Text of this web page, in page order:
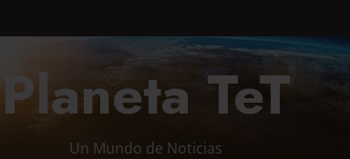
Planeta TeT
Un Mundo de Noticias